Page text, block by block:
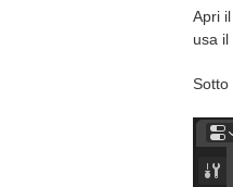
Apri
usa il
Sotto